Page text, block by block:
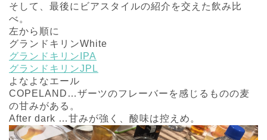
そして、最後にビアスタイルの紹介を交えた飲み比
べ。
左から順に
グランドキリンWhite
グランドキリンIPA
グランドキリンJPL
よなよなエール
COPELAND…ザーツのフレーバーを感じるものの麦
の甘みがある。
After dark …甘みが強く、酸味は控えめ。